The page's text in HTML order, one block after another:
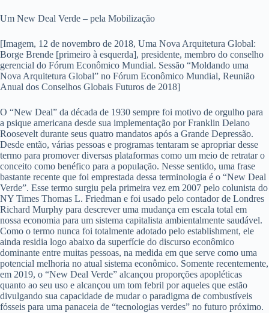
Um New Deal Verde – pela Mobilização
[Imagem, 12 de novembro de 2018, Uma Nova Arquitetura Global:
Borge Brende [primeiro à esquerda], presidente, membro do conselho
gerencial do Fórum Econômico Mundial. Sessão “Moldando uma
Nova Arquitetura Global” no Fórum Econômico Mundial, Reunião
Anual dos Conselhos Globais Futuros de 2018]
O “New Deal” da década de 1930 sempre foi motivo de orgulho para
a psique americana desde sua implementação por Franklin Delano
Roosevelt durante seus quatro mandatos após a Grande Depressão.
Desde então, várias pessoas e programas tentaram se apropriar desse
termo para promover diversas plataformas como um meio de retratar o
conceito como benéfico para a população. Nesse sentido, uma frase
bastante recente que foi emprestada dessa terminologia é o “New Deal
Verde”. Esse termo surgiu pela primeira vez em 2007 pelo colunista do
NY Times Thomas L. Friedman e foi usado pelo contador de Londres
Richard Murphy para descrever uma mudança em escala total em
nossa economia para um sistema capitalista ambientalmente saudável.
Como o termo nunca foi totalmente adotado pelo establishment, ele
ainda residia logo abaixo da superfície do discurso econômico
dominante entre muitas pessoas, na medida em que serve como uma
potencial melhoria no atual sistema econômico. Somente recentemente,
em 2019, o “New Deal Verde” alcançou proporções apopléticas
quanto ao seu uso e alcançou um tom febril por aqueles que estão
divulgando sua capacidade de mudar o paradigma de combustíveis
fósseis para uma panaceia de “tecnologias verdes” no futuro próximo.